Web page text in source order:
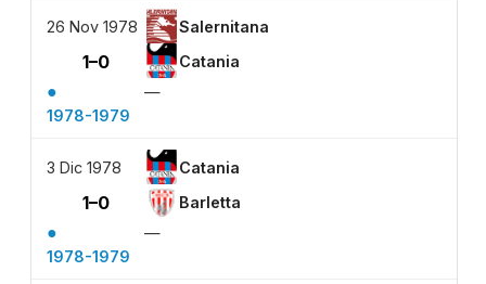
26 Nov 1978 Salernitana
1–0 Catania
●
—
1978-1979
3 Dic 1978 Catania
1–0 Barletta
●
—
1978-1979